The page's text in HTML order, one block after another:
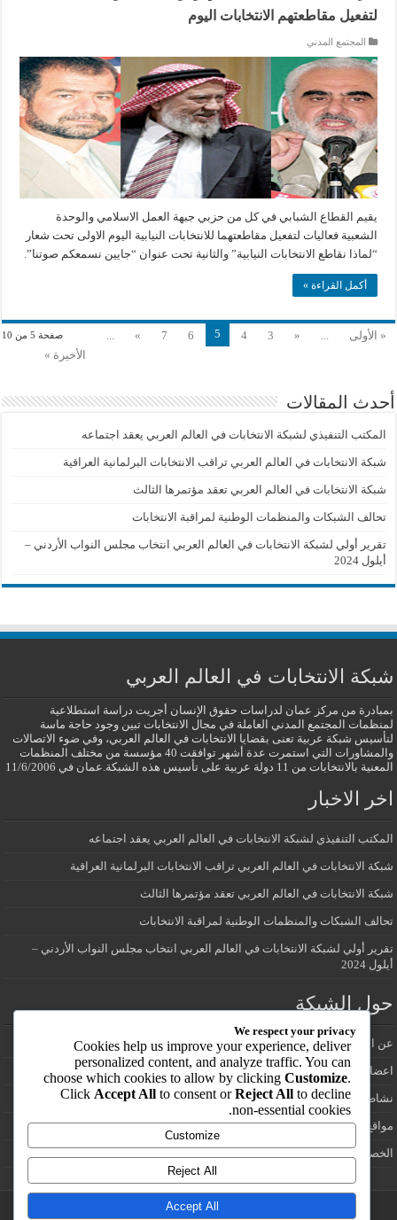
لتفعيل مقاطعتهم الانتخابات اليوم
المجتمع المدني
يقيم القطاع الشبابي في كل من حزبي جبهة العمل الاسلامي والوحدة
الشعبية فعاليات لتفعيل مقاطعتهما للانتخابات النيابية اليوم الاولى تحت شعار
“لماذا نقاطع الانتخابات النيابية” والثانية تحت عنوان “جايين نسمعكم صوتنا”.
أكمل القراءة »
صفحة 5 من 10 « الأولى ...
«
3
4
5
6
7
»
...
الأخيرة »
أحدث المقالات
المكتب التنفيذي لشبكة الانتخابات في العالم العربي يعقد اجتماعه
شبكة الانتخابات في العالم العربي تراقب الانتخابات البرلمانية العراقية
شبكة الانتخابات في العالم العربي تعقد مؤتمرها الثالث
تحالف الشبكات والمنظمات الوطنية لمراقبة الانتخابات
تقرير أولي لشبكة الانتخابات في العالم العربي انتخاب مجلس النواب الأردني –
أيلول 2024
شبكة الانتخابات في العالم العربي
بمبادرة من مركز عمان لدراسات حقوق الإنسان أجريت دراسة استطلاعية
لمنظمات المجتمع المدني العاملة في مجال الانتخابات تبين وجود حاجة ماسة
لتأسيس شبكة عربية تعنى بقضايا الانتخابات في العالم العربي، وفي ضوء الاتصالات
والمشاورات التي استمرت عدة أشهر توافقت 40 مؤسسة من مختلف المنظمات
المعنية بالانتخابات من 11 دولة عربية على تأسيس هذه الشبكة.عمان في 11/6/2006
اخر الاخبار
المكتب التنفيذي لشبكة الانتخابات في العالم العربي يعقد اجتماعه
شبكة الانتخابات في العالم العربي تراقب الانتخابات البرلمانية العراقية
شبكة الانتخابات في العالم العربي تعقد مؤتمرها الثالث
تحالف الشبكات والمنظمات الوطنية لمراقبة الانتخابات
تقرير أولي لشبكة الانتخابات في العالم العربي انتخاب مجلس النواب الأردني –
أيلول 2024
حول الشبكة
عن الشبكة
اعضاء شبكة الانتخابات في العالم العربي
نشاطات الشبكة
مواقع انتخابية
الخصوصية
تصميم وتطوير /:يوسف ابزاخ
We respect your privacy
Cookies help us improve your experience, deliver
personalized content, and analyze traffic. You can
choose which cookies to allow by clickingCustomize.
Click Accept All to consent orReject All to decline
non-essential cookies.
Customize
Reject All
Accept All